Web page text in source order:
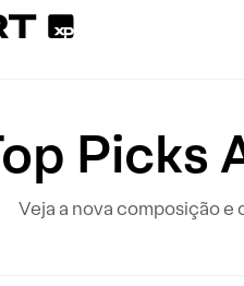
Picks
Veja a nova composição e